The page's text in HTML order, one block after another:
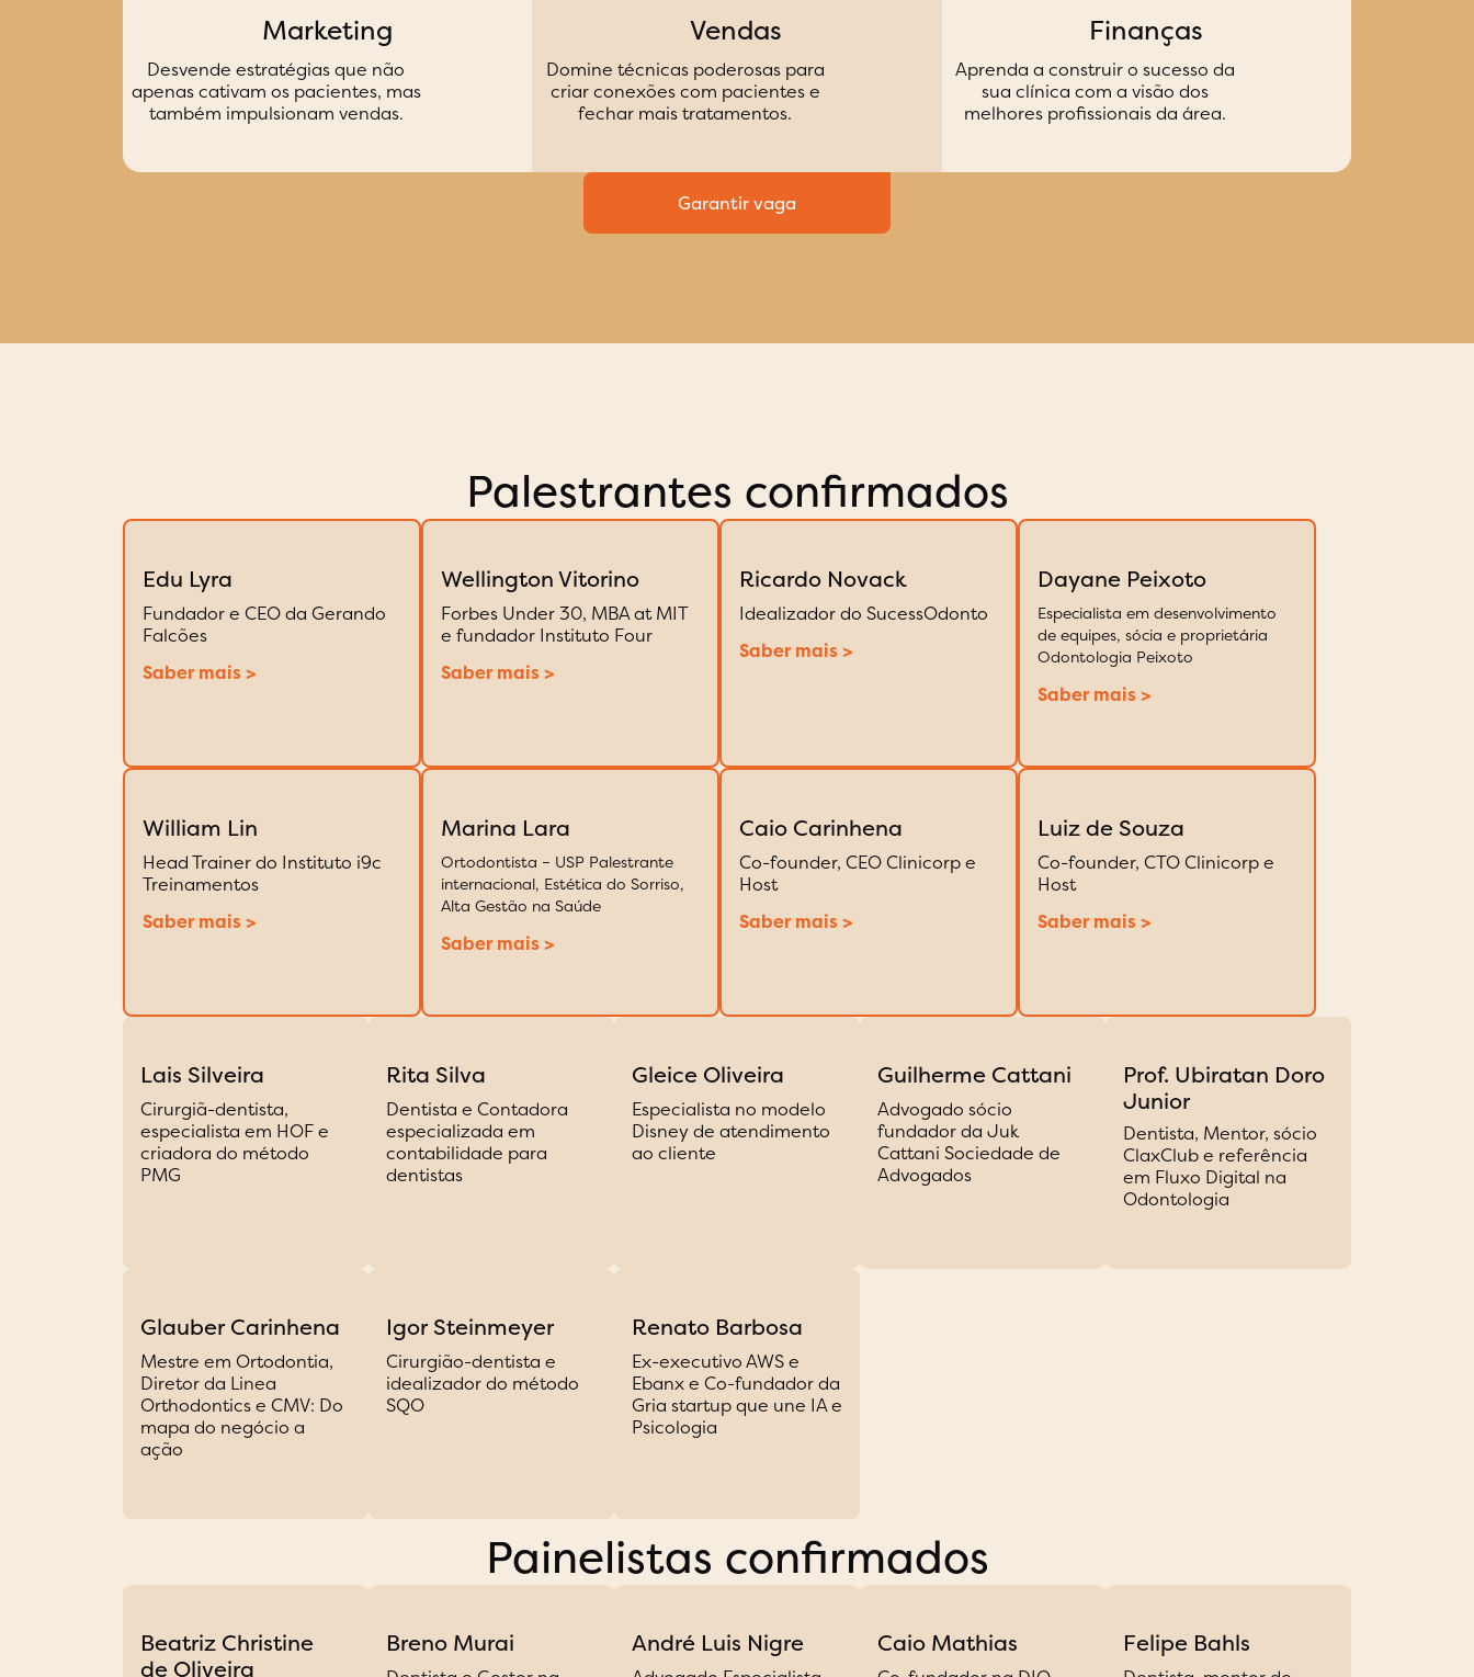
Marketing
Desvende estratégias que não
apenas cativam os pacientes, mas
também impulsionam vendas.
Vendas
Domine técnicas poderosas para
criar conexões com pacientes e
fechar mais tratamentos.
Finanças
Aprenda a construir o sucesso da
sua clínica com a visão dos
melhores profissionais da área.
Garantir vaga
Palestrantes confirmados
Edu Lyra
Fundador e CEO da Gerando
Falcões
Saber mais >
Wellington Vitorino
Forbes Under 30, MBA at MIT
e fundador Instituto Four
Saber mais >
Ricardo Novack
Idealizador do SucessOdonto
Saber mais >
Dayane Peixoto
Especialista em desenvolvimento
de equipes, sócia e proprietária
Odontologia Peixoto
Saber mais >
William Lin
Head Trainer do Instituto i9c
Treinamentos
Saber mais >
Marina Lara
Ortodontista – USP Palestrante
internacional, Estética do Sorriso,
Alta Gestão na Saúde
Saber mais >
Caio Carinhena
Co-founder, CEO Clinicorp e
Host
Saber mais >
Luiz de Souza
Co-founder, CTO Clinicorp e
Host
Saber mais >
Lais Silveira ​
Cirurgiã-dentista,
especialista em HOF e
criadora do método
PMG
Rita Silva
Dentista e Contadora
especializada em
contabilidade para
dentistas
Gleice Oliveira​
Especialista no modelo
Disney de atendimento
ao cliente
Guilherme Cattani
Advogado sócio
fundador da Juk
Cattani Sociedade de
Advogados
Prof. Ubiratan Doro
Junior
Dentista, Mentor, sócio
ClaxClub e referência
em Fluxo Digital na
Odontologia
Glauber Carinhena
Mestre em Ortodontia,
Diretor da Linea
Orthodontics e CMV: Do
mapa do negócio a
ação
Igor Steinmeyer​
Cirurgião-dentista e
idealizador do método
SQO
Renato Barbosa
Ex-executivo AWS e
Ebanx e Co-fundador da
Gria startup que une IA e
Psicologia
Painelistas confirmados
Beatriz Christine
de Oliveira
Breno Murai André Luis Nigre Caio Mathias Felipe Bahls